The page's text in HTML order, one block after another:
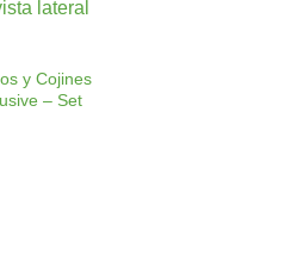
a la
lista de
deseos
y Cojines
– Set